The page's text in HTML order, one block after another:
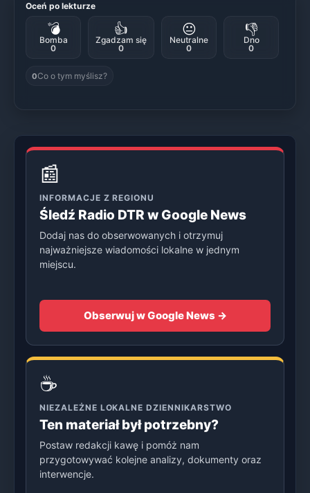
Oceń po lekturze
💣
Bomba
0
👍
Zgadzam się
0
😐
Neutralne
0
👎
Dno
0
0Co o tym myślisz?
📰
INFORMACJE Z REGIONU
Śledź Radio DTR w Google News
Dodaj nas do obserwowanych i otrzymuj
najważniejsze wiadomości lokalne w jednym
miejscu.
Obserwuj w Google News →
☕
NIEZALEŻNE LOKALNE DZIENNIKARSTWO
Ten materiał był potrzebny?
Postaw redakcji kawę i pomóż nam
przygotowywać kolejne analizy, dokumenty oraz
interwencje.